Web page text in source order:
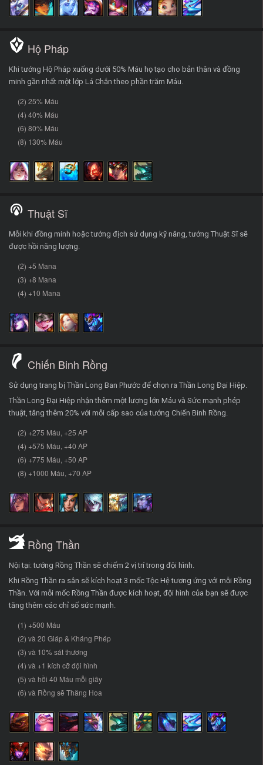
Hộ Pháp
Khi tướng Hộ Pháp xuống dưới 50% Máu họ tạo cho bản thân và đồng
minh gần nhất một lớp Lá Chắn theo phần trăm Máu.
(2) 25% Máu
(4) 40% Máu
(6) 80% Máu
(8) 130% Máu
Thuật Sĩ
Mỗi khi đồng minh hoặc tướng địch sử dụng kỹ năng, tướng Thuật Sĩ sẽ
được hồi năng lượng.
(2) +5 Mana
(3) +8 Mana
(4) +10 Mana
Chiến Binh Rồng
Sử dụng trang bị Thần Long Ban Phước để chọn ra Thần Long Đại Hiệp.
Thần Long Đại Hiệp nhận thêm một lượng lớn Máu và Sức mạnh phép
thuật, tăng thêm 20% với mỗi cấp sao của tướng Chiến Binh Rồng.
(2) +275 Máu, +25 AP
(4) +575 Máu, +40 AP
(6) +775 Máu, +50 AP
(8) +1000 Máu, +70 AP
Rồng Thần
Nội tại: tướng Rồng Thần sẽ chiếm 2 vị trí trong đội hình.
Khi Rồng Thần ra sân sẽ kích hoạt 3 mốc Tộc Hệ tương ứng với mỗi Rồng
Thần. Với mỗi mốc Rồng Thần được kích hoạt, đội hình của bạn sẽ được
tăng thêm các chỉ số sức mạnh.
(1) +500 Máu
(2) và 20 Giáp & Kháng Phép
(3) và 10% sát thương
(4) và +1 kích cỡ đội hình
(5) và hồi 40 Máu mỗi giây
(6) và Rồng sẽ Thăng Hoa